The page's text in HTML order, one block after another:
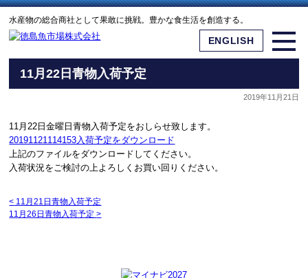
水産物の総合商社として果敢に挑戦。豊かな食生活を創造する。
ENGLISH
11月22日青物入荷予定
2019年11月21日
11月22日金曜日青物入荷予定をおしらせ致します。
20191121114153入荷予定をダウンロード
上記のファイルをダウンロードしてください。
入荷状況をご検討の上よろしくお買い回りください。
< 11月21日青物入荷予定
11月26日青物入荷予定>